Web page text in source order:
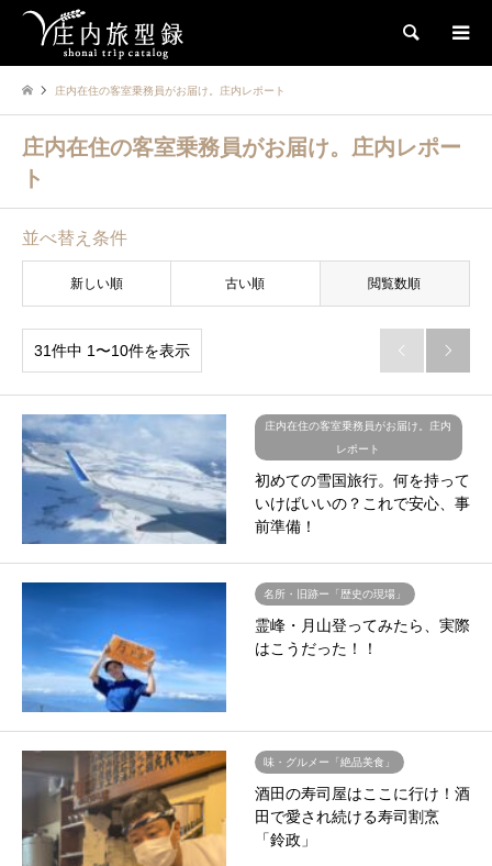
検索
庄内在住の客室乗務員がお届け。庄内レポート
庄内在住の客室乗務員がお届け。庄内レポー
ト
並べ替え条件
新しい順 古い順 閲覧数順
31件中 1〜10件を表示  
庄内在住の客室乗務員がお届け。庄内
レポート
初めての雪国旅行。何を持って
いけばいいの？これで安心、事
前準備！
名所・旧跡ー「歴史の現場」
霊峰・月山登ってみたら、実際
はこうだった！！
味・グルメー「絶品美食」
酒田の寿司屋はここに行け！酒
田で愛され続ける寿司割烹
「鈴政」